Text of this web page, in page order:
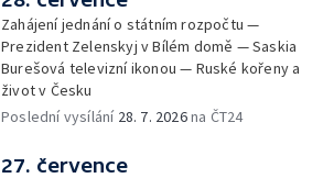
Zahájení jednání o státním rozpočtu —
Prezident Zelenskyj v Bílém domě — Saskia
Burešová televizní ikonou — Ruské kořeny a
život v Česku
Poslední vysílání 28. 7. 2026na ČT24
27. července